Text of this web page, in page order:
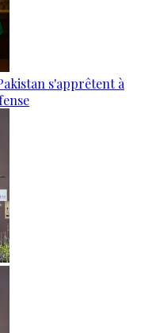
s'apprêtent à